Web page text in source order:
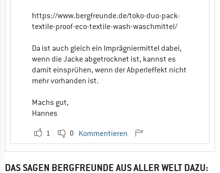
https://www.bergfreunde.de/toko-duo-pack-
textile-proof-eco-textile-wash-waschmittel/
Da ist auch gleich ein Imprägniermittel dabei,
wenn die Jacke abgetrocknet ist, kannst es
damit einsprühen, wenn der Abperleffekt nicht
mehr vorhanden ist.
Machs gut,
Hannes
1 0 Kommentieren
DAS SAGEN BERGFREUNDE AUS ALLER WELT DAZU: